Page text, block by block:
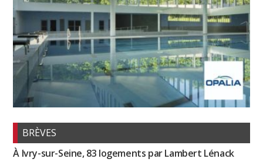
BRÈVES
À Ivry-sur-Seine, 83 logements par Lambert Lénack